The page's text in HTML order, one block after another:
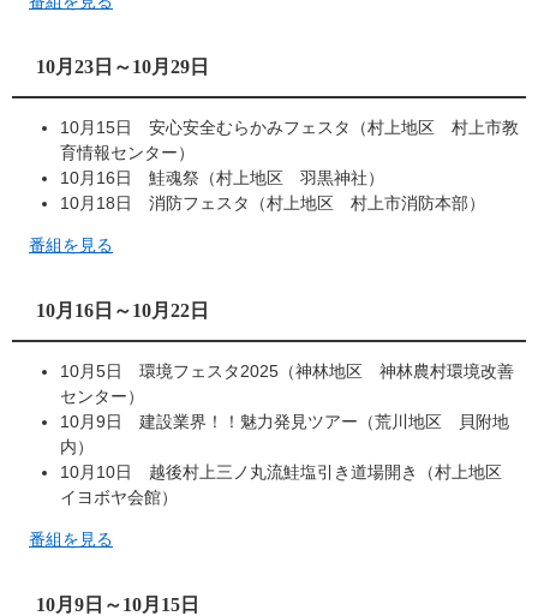
10月23日～10月29日
10月15日 安心安全むらかみフェスタ（村上地区 村上市教
育情報センター）
10月16日 鮭魂祭（村上地区 羽黒神社）
10月18日 消防フェスタ（村上地区 村上市消防本部）
番組を見る
10月16日～10月22日
10月5日 環境フェスタ2025（神林地区 神林農村環境改善
センター）
10月9日 建設業界！！魅力発見ツアー（荒川地区 貝附地
内）
10月10日 越後村上三ノ丸流鮭塩引き道場開き（村上地区
イヨボヤ会館）
番組を見る
10月9日～10月15日